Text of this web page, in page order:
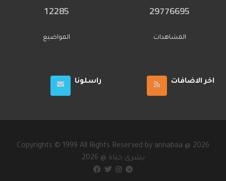
29776695
المشاهدات
12285
المواضيع
اخر الاضافات راسلونا
Copyrights © 1999 All Rights Reserved by annabaa @ 2026
2026 @ بشرى حياة